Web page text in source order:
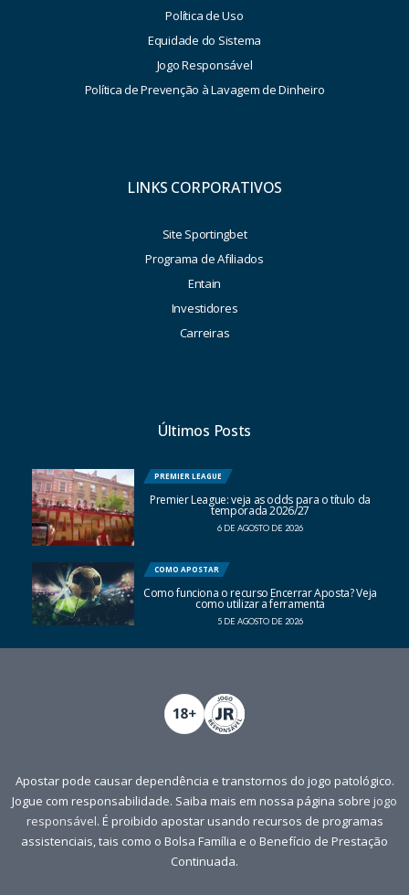
Política de Uso
Equidade do Sistema
Jogo Responsável
Política de Prevenção à Lavagem de Dinheiro
LINKS CORPORATIVOS
Site Sportingbet
Programa de Afiliados
Entain
Investidores
Carreiras
Últimos Posts
PREMIER LEAGUE
Premier League: veja as odds para o título da
temporada 2026/27
6 DE AGOSTO DE 2026
COMO APOSTAR
Como funciona o recurso Encerrar Aposta? Veja
como utilizar a ferramenta
5 DE AGOSTO DE 2026
Apostar pode causar dependência e transtornos do jogo patológico.
Jogue com responsabilidade. Saiba mais em nossa página sobre jogo
responsável. É proibido apostar usando recursos de programas
assistenciais, tais como o Bolsa Família e o Benefício de Prestação
Continuada.